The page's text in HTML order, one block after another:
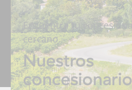
Encuentra tu
cercano.
Nuestros